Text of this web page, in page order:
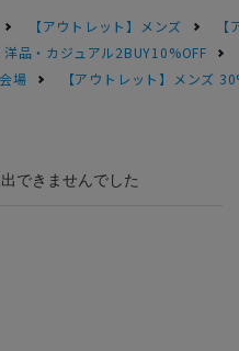
【アウトレット】メンズ
洋品・カジュアル2BUY10%OFF
場 【アウトレット】メンズ